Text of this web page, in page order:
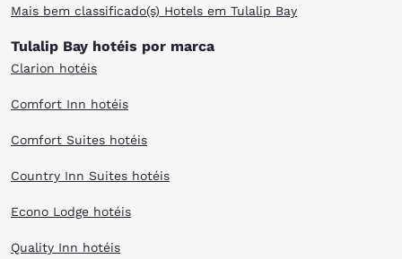
Mais bem classificado(s) Hotels em Tulalip Bay
Tulalip Bay hotéis por marca
Clarion hotéis
Comfort Inn hotéis
Comfort Suites hotéis
Country Inn Suites hotéis
Econo Lodge hotéis
Quality Inn hotéis